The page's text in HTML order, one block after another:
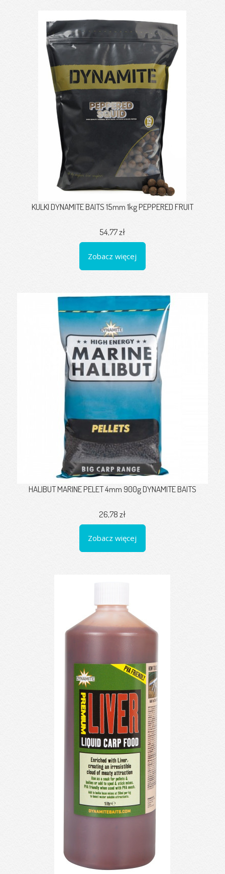
KULKI DYNAMITE BAITS 15mm 1kg PEPPERED FRUIT
54,77 zł
Zobacz więcej
HALIBUT MARINE PELET 4mm 900g DYNAMITE BAITS
26,78 zł
Zobacz więcej